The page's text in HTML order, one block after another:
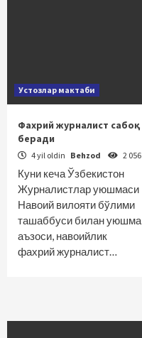
Устозлар мактаби
Фахрий журналист сабоқ
беради
4 yil oldin Behzod 2 056
Куни кеча Ўзбекистон
Журналистлар уюшмаси
Навоий вилояти бўлими
ташаббуси билан уюшма
аъзоси, навоийлик
фахрий журналист…